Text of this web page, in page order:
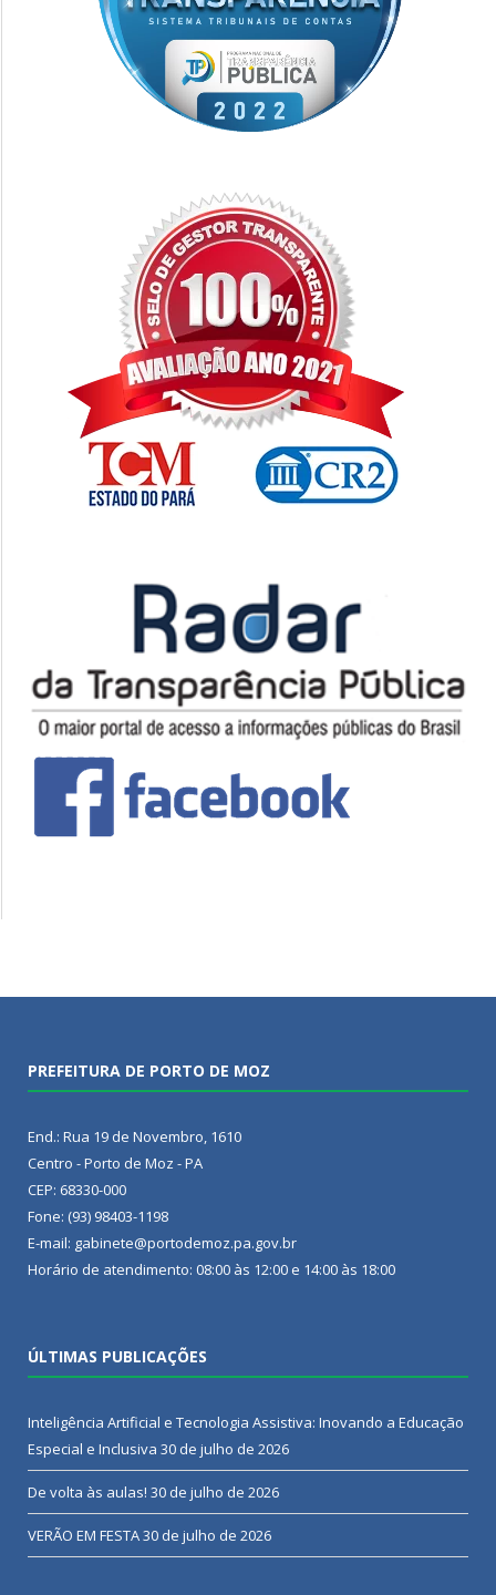
PREFEITURA DE PORTO DE MOZ
End.: Rua 19 de Novembro, 1610
Centro - Porto de Moz - PA
CEP: 68330-000
Fone: (93) 98403-1198
E-mail: gabinete@portodemoz.pa.gov.br
Horário de atendimento: 08:00 às 12:00 e 14:00 às 18:00
ÚLTIMAS PUBLICAÇÕES
Inteligência Artificial e Tecnologia Assistiva: Inovando a Educação
Especial e Inclusiva 30 de julho de 2026
De volta às aulas! 30 de julho de 2026
VERÃO EM FESTA30 de julho de 2026